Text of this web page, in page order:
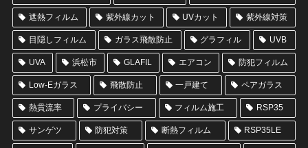
遮熱フィルム 紫外線カット UVカット 紫外線対策
目隠しフィルム ガラス飛散防止 グラフィル UVB
UVA 浜松市 GLAFIL エアコン 防犯フィルム
Low-Eガラス 飛散防止 一戸建て ペアガラス
熱貫流率 プライバシー フィルム施工 RSP35
サンゲツ 防犯対策 断熱フィルム RSP35LE